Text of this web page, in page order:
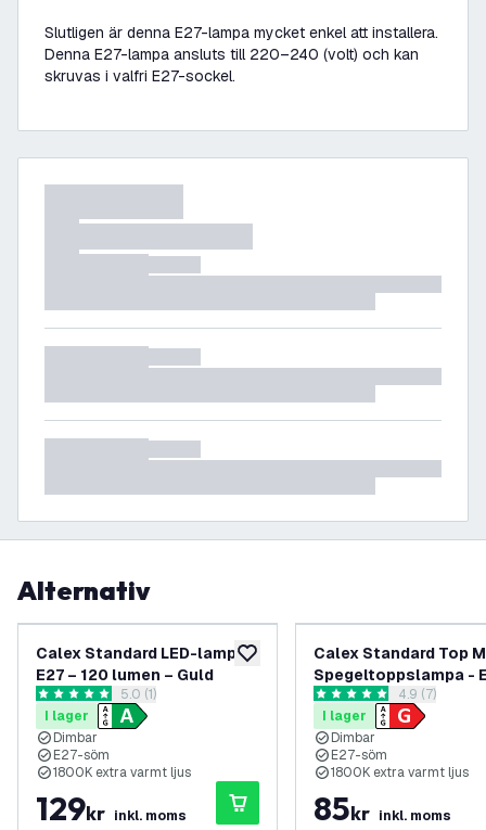
Slutligen är denna E27-lampa mycket enkel att installera.
Denna E27-lampa ansluts till 220–240 (volt) och kan
skruvas i valfri E27-sockel.
Alternativ
lägg till i önskelistan
Calex Standard LED-lampa –
E27 – 120 lumen – Guld
öppna recensionspanel
5 stjärnbetyg5.0 (1)
I lager
Dimbar
E27-söm
1800K extra varmt ljus
129kr inkl. moms
Calex Standard Top
Spegeltoppslampa -
180 lumen – Svart
öppna
4.9 stjärnbetyg4.9 (7)
I lager
Dimbar
E27-söm
1800K extra varmt ljus
85kr inkl. moms